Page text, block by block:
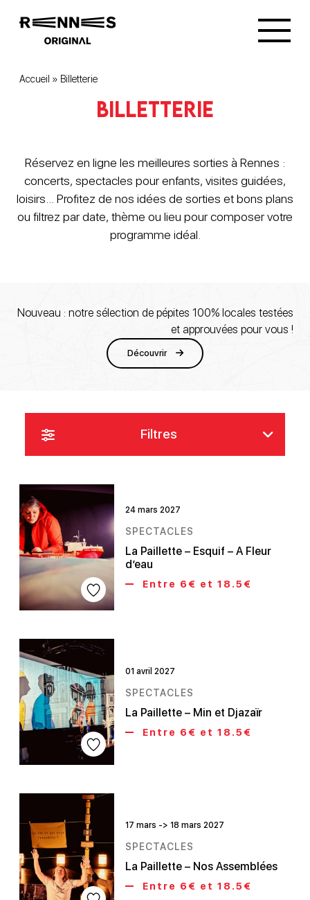
Accueil » Billetterie
Billetterie
Réservez en ligne les meilleures sorties à Rennes :
concerts, spectacles pour enfants, visites guidées,
loisirs… Profitez de nos idées de sorties et bons plans
ou filtrez par date, thème ou lieu pour composer votre
programme idéal.
Nouveau : notre sélection de pépites 100% locales testées
et approuvées pour vous !
Découvrir
Filtres
24 mars 2027
SPECTACLES
La Paillette – Esquif – A Fleur
d’eau
Entre 6€ et 18.5€
01 avril 2027
SPECTACLES
La Paillette – Min et Djazaïr
Entre 6€ et 18.5€
17 mars -> 18 mars 2027
SPECTACLES
La Paillette – Nos Assemblées
Entre 6€ et 18.5€